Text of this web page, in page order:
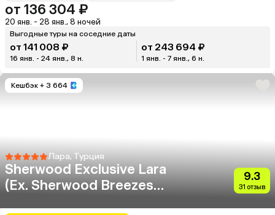
от 136 304 ₽
20 янв. - 28 янв., 8 ночей
Выгодные туры на соседние даты
от 141 008 ₽
16 янв. - 24 янв., 8 н.
от 243 694 ₽
1 янв. - 7 янв., 6 н.
Кешбэк + 3 664
Лара, Турция
Sherwood Exclusive Lara
(Ex. Sherwood Breezes
9.3
31 отзыв